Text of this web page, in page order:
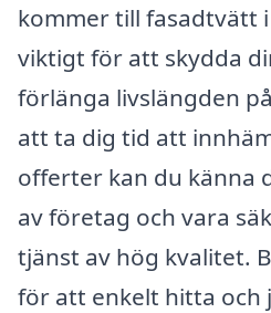
kommer till fasadtvätt
viktigt för att skydda
förlänga livslängden
att ta dig tid att
offerter kan du känna
av företag och vara
tjänst av hög kvalitet.
för att enkelt hitta och